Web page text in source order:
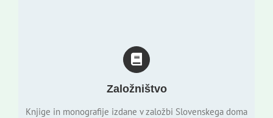
Založništvo
Knjige in monografije izdane v založbi Slovenskega doma